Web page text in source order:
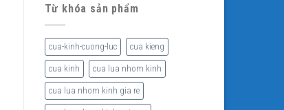
Từ khóa sản phẩm
cua-kinh-cuong-luc cua kieng
cua kinh cua lua nhom kinh
cua lua nhom kinh gia re